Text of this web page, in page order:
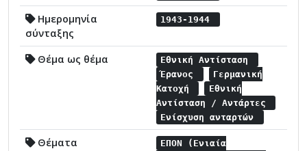
Ημερομηνία
σύνταξης
1943-1944
Θέμα ως θέμα
Εθνική Αντίσταση
Έρανος
Γερμανική
Κατοχή
Εθνική
Αντίσταση / Αντάρτες
Ενίσχυση ανταρτών
Θέματα
ΕΠΟΝ (Ενιαία